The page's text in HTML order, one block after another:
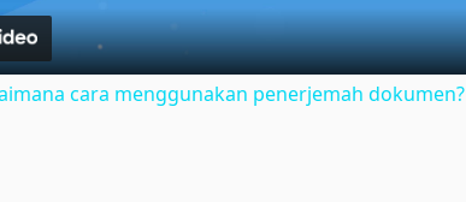
cara menggunakan penerjemah dokumen?